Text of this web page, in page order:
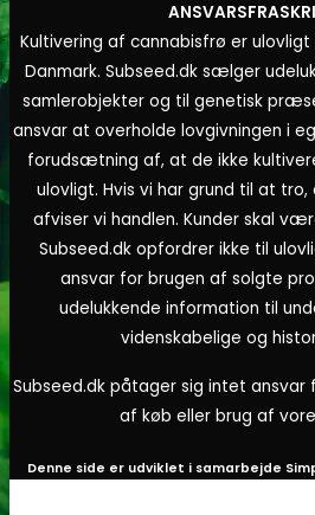
Kultivering af cannabisfrø er
Danmark. Subseed.dk sælger
samlerobjekter og til genetisk
ansvar at overholde lovgivningen i
forudsætning af, at de ikke
ulovligt. Hvis vi har grund til at
afviser vi handlen. Kunder skal
Subseed.dk opfordrer ikke til
ansvar for brugen af solgte
udelukkende information til
videnskabelige og
Subseed.dk påtager sig intet ansvar
af køb eller brug af
Denne side er udviklet i samarbejde